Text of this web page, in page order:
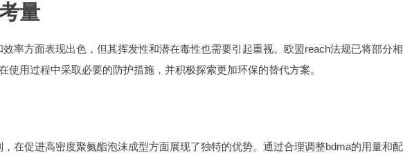
量
率方面表现出色，但其挥发性和潜在毒性也需要引起重视。欧盟reach法规已将部分
使用过程中采取必要的防护措施，并积极探索更加环保的替代方案。
在促进高密度聚氨酯泡沫成型方面展现了独特的优势。通过合理调整bdma的用量和配